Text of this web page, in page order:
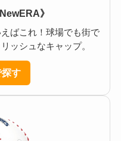
》
ばこれ！球場でも街で
ッシュなキャップ。
す